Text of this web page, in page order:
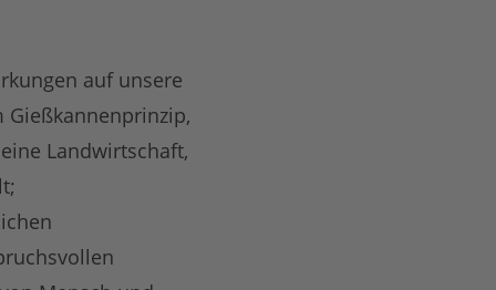
auf unsere
Gießkannenprinzip,
Landwirtschaft,